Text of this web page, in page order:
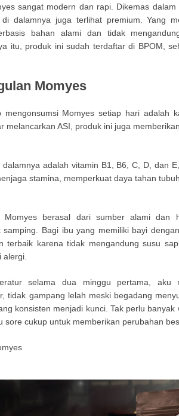
sangat modern dan rapi. Dikemas
dalamnya juga terlihat premium. Yang
bahan alami dan tidak
itu, produk ini sudah terdaftar di BPOM,
Momyes
Momyes setiap hari adalah
melancarkan ASI, produk ini juga
adalah vitamin B1, B6, C, D, dan
stamina, memperkuat daya tahan
Momyes berasal dari sumber alami dan
Bagi ibu yang memiliki bayi
terbaik karena tidak mengandung susu
alergi.
selama dua minggu pertama, aku
tidak gampang lelah meski begadang
konsisten menjadi kunci. Tak perlu banyak
sore cukup untuk memberikan perubahan